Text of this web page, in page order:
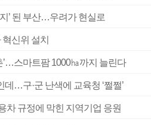
’ 된 부산…우려가 현실로
신위 설치
’…스마트팜 1000㏊까지 늘린다
…구·군 난색에 교육청 ‘쩔쩔’
규정에 막힌 지역기업 응원